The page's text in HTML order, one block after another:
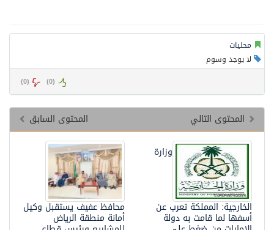
محليات
لا يوجد وسوم
(
0
) (
0
)
المحتوى السابق المحتوى التالي
محافظ عفيف يستقبل وكيل
أمانة منطقة الرياض
وزارة
الخارجية: المملكة تعرب عن
أسفها لما قامت به دولة